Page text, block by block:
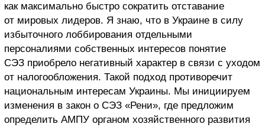
как максимально быстро сократить отставание
от мировых лидеров. Я знаю, что в Украине в силу
избыточного лоббирования отдельными
персоналиями собственных интересов понятие
СЭЗ приобрело негативный характер в связи с уходом
от налогообложения. Такой подход противоречит
национальным интересам Украины. Мы инициируем
изменения в закон о СЭЗ «Рени», где предложим
определить АМПУ органом хозяйственного развития